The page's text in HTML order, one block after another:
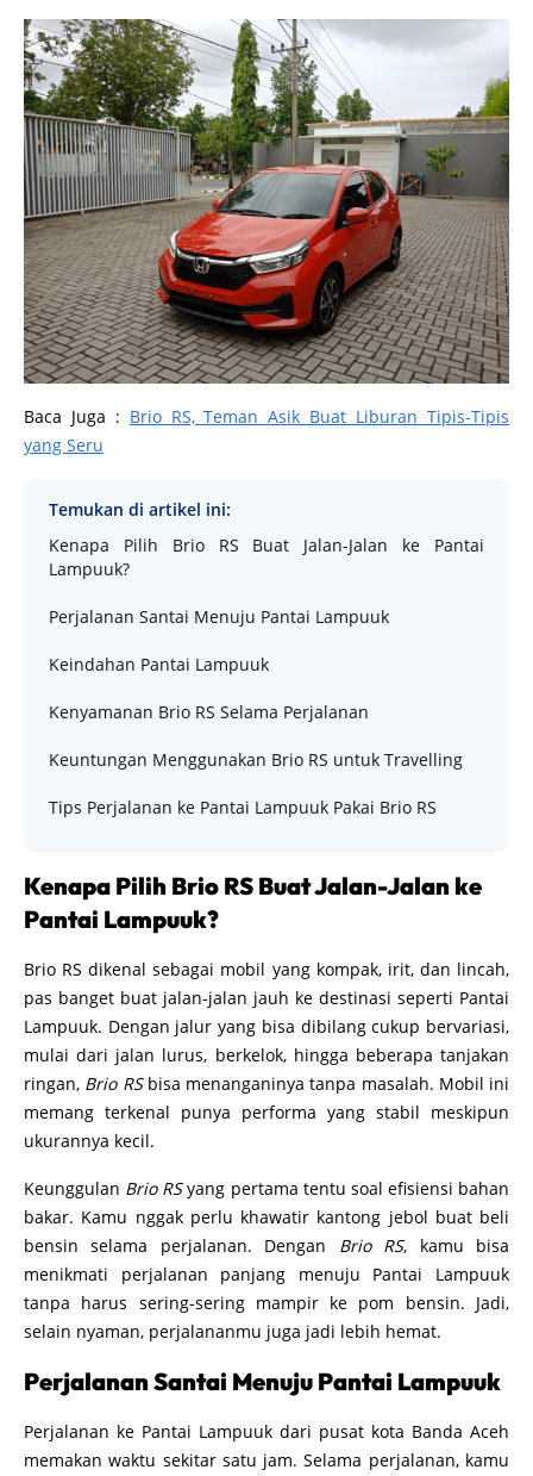
Baca Juga : Brio RS, Teman Asik Buat Liburan Tipis-Tipis
yang Seru
Temukan di artikel ini:
Kenapa Pilih Brio RS Buat Jalan-Jalan ke Pantai
Lampuuk?
Perjalanan Santai Menuju Pantai Lampuuk
Keindahan Pantai Lampuuk
Kenyamanan Brio RS Selama Perjalanan
Keuntungan Menggunakan Brio RS untuk Travelling
Tips Perjalanan ke Pantai Lampuuk Pakai Brio RS
Kenapa Pilih Brio RS Buat Jalan-Jalan ke
Pantai Lampuuk?
Brio RS dikenal sebagai mobil yang kompak, irit, dan lincah,
pas banget buat jalan-jalan jauh ke destinasi seperti Pantai
Lampuuk. Dengan jalur yang bisa dibilang cukup bervariasi,
mulai dari jalan lurus, berkelok, hingga beberapa tanjakan
ringan, Brio RSbisa menanganinya tanpa masalah. Mobil ini
memang terkenal punya performa yang stabil meskipun
ukurannya kecil.
Keunggulan Brio RSyang pertama tentu soal efisiensi bahan
bakar. Kamu nggak perlu khawatir kantong jebol buat beli
bensin selama perjalanan. Dengan Brio RS, kamu bisa
menikmati perjalanan panjang menuju Pantai Lampuuk
tanpa harus sering-sering mampir ke pom bensin. Jadi,
selain nyaman, perjalananmu juga jadi lebih hemat.
Perjalanan Santai Menuju Pantai Lampuuk
Perjalanan ke Pantai Lampuuk dari pusat kota Banda Aceh
memakan waktu sekitar satu jam. Selama perjalanan, kamu